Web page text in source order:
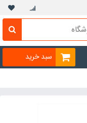
سبد خرید